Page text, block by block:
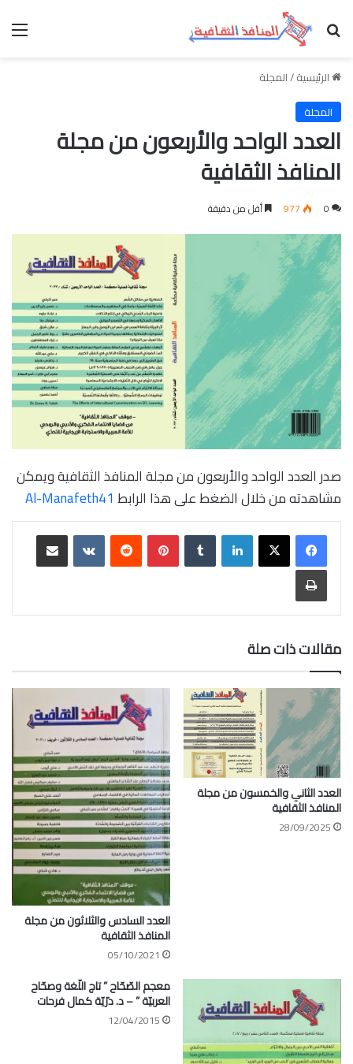
بحث عن
الرئيسية/المجلة
المجلة
العدد الواحد والأربعون من مجلة
المنافذ الثقافية
0
977 أقل من دقيقة
صدر العدد الواحد والأربعون من مجلة المنافذ الثقافية ويمكن
مشاهدته من خلال الضغط على هذا الرابط Al-Manafeth41
لينكدإن بينتيريست
مشاركة عبر البريد
طباعة
مقالات ذات صلة
العدد الثاني والخمسون من مجلة
المنافذ الثقافية
28/09/2025
العدد السادس والثلاثون من مجلة
المنافذ الثقافية
05/10/2021
معجم الصّحّاح ” تاج اللّغة وصحّاح
العربيّة ” – د. درّيّة كمال فرحات
12/04/2015